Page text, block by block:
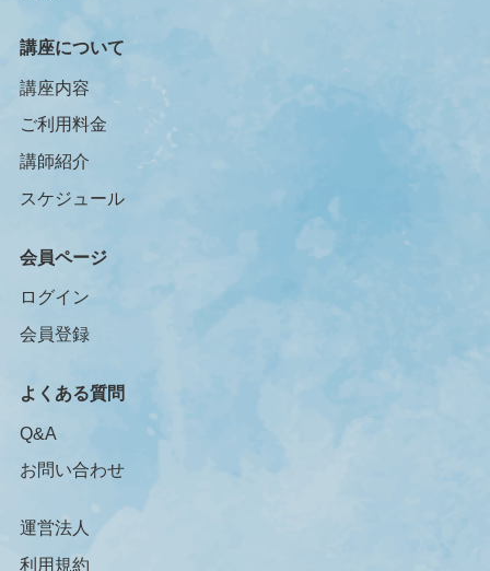
講座について
講座内容
ご利用料金
講師紹介
スケジュール
会員ページ
ログイン
会員登録
よくある質問
Q&A
お問い合わせ
運営法人
利用規約